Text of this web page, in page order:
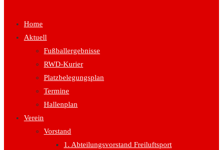
Home
Aktuell
Fußballergebnisse
RWD-Kurier
Platzbelegungsplan
Termine
Hallenplan
Verein
Vorstand
1. Abteilungsvorstand Freiluftsport